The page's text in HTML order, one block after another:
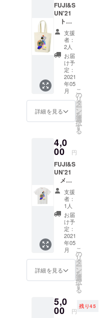
FUJI&S
UN'21
トー
トバッ
ク サイ
ズ：横
幅
47.5cm
×高さ
40cm ※
当日、
会場で
もご購
入いた
だけま
支援
者：
2人
お届
け予
定：
2021
年05
月
詳細を見る
こ
の
リ
タ
ー
ン
を
選
択
す
る
4,0
00 円
FUJI&S
UN'21
メイ
ンTシャ
ツ サイ
ズ：フ
リーサ
イズ
（男性
Mサイ
ズ程度
となり
ます）
※当日、
会場で
だけま
す。
支援
者：
1人
お届
け予
定：
2021
年05
月
詳細を見る
こ
の
リ
タ
ー
ン
を
選
択
す
る
5,0
00 円
残り45